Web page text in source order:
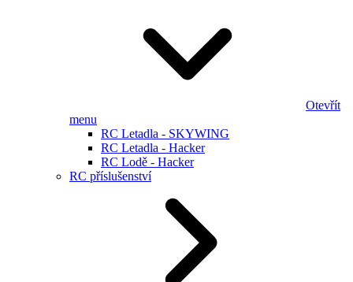
Otevřít
menu
RC Letadla - SKYWING
RC Letadla - Hacker
RC Lodě - Hacker
RC příslušenství